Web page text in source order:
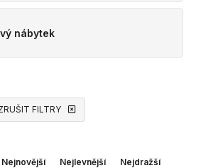
nábytek
FILTRY
Nejnovější Nejlevnější Nejdražší